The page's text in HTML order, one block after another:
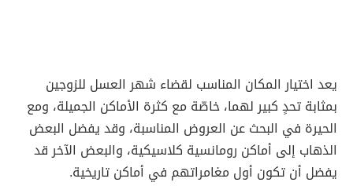
يعد اختيار المكان المناسب لقضاء شهر العسل للزوجين
بمثابة تحدٍ كبير لهما، خاصّة مع كثرة الأماكن الجميلة، ومع
الحيرة في البحث عن العروض المناسبة، وقد يفضل البعض
الذهاب إلى أماكن رومانسية كلاسيكية، والبعض الآخر قد
يفضل أن تكون أول مغامراتهم في أماكن تاريخية.